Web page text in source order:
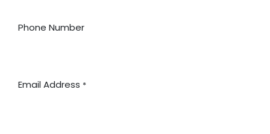
Phone Number
Email Address *